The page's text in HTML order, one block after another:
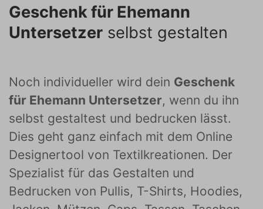
Geschenk für Ehemann
Untersetzer selbst gestalten
Noch individueller wird dein Geschenk
für Ehemann Untersetzer, wenn du ihn
selbst gestaltest und bedrucken lässt.
Dies geht ganz einfach mit dem Online
Designertool von Textilkreationen. Der
Spezialist für das Gestalten und
Bedrucken von Pullis, T-Shirts, Hoodies,